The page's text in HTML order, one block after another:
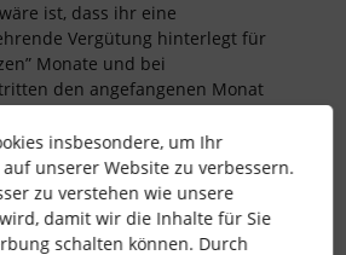
ist, dass ihr eine
Vergütung hinterlegt für
Monate und bei
den angefangenen Monat
manueller/unübersichtlicher aber
einzige Workaround der mir
ist das in Zukunft dann
insbesondere, um Ihr
unserer Website zu verbessern.
zu verstehen wie unsere
damit wir die Inhalte für Sie
schalten können. Durch